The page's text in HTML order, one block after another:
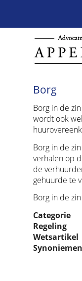
Borg
Borg in de
wordt ook
Borg in de
verhalen op
de
gehuurde te
Borg in de
Categorie
Regeling
Wetsartikel
Synoniemen